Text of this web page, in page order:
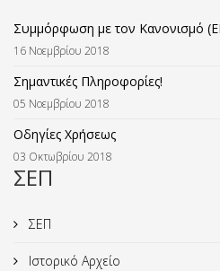
Συμμόρφωση με τον Κανονισμό
16 Νοεμβρίου 2018
Σημαντικές Πληροφορίες!
05 Νοεμβρίου 2018
Οδηγίες Χρήσεως
03 Οκτωβρίου 2018
ΣΕΠ
ΣΕΠ
Ιστορικό Αρχείο